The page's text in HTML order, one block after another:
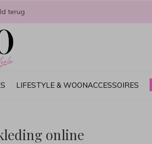
LIFESTYLE & WOONACCESSOIRES
terug
online